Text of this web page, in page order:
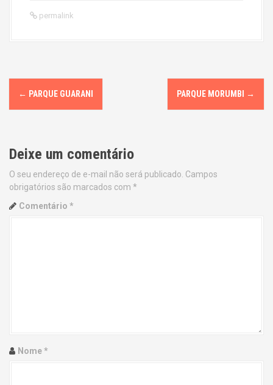
permalink
P
o
t
n
a
i
← PARQUE GUARANI PARQUE MORUMBI →
Deixe um comentário
O seu endereço de e-mail não será publicado. Campos
obrigatórios são marcados com *
Comentário *
Nome*